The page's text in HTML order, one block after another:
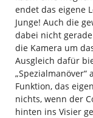
endet das eigene
Junge! Auch die
dabei nicht
die Kamera um
Ausgleich dafür
Funktion, das
nichts, wenn der
hinten ins Visier